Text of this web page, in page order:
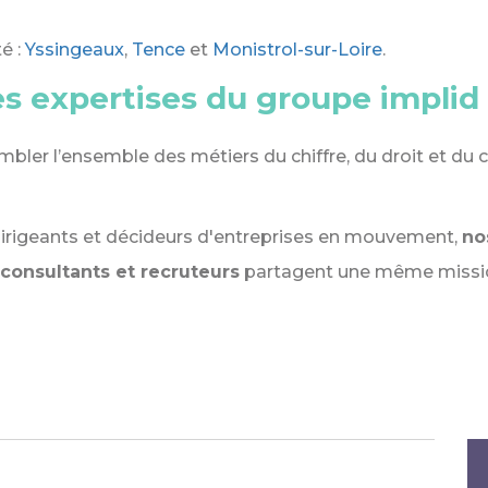
:Yssingeaux, Tence et Monistrol-sur-Loire.
expertises du groupe implid
l’ensemble des métiers du chiffre, du droit et du
et décideurs d'entreprises en mouvement,
et recruteurs partagent une même